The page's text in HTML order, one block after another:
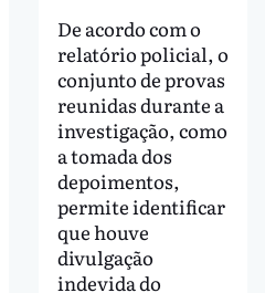
De acordo com o
relatório policial, o
conjunto de provas
reunidas durante a
investigação, como
a tomada dos
depoimentos,
permite identificar
que houve
divulgação
indevida do